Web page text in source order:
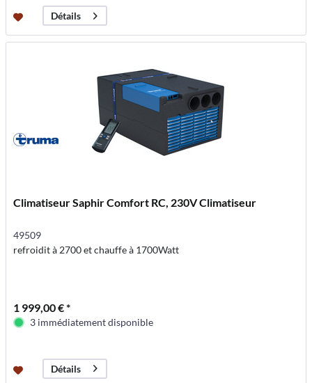
Détails
Climatiseur Saphir Comfort RC, 230V Climatiseur
49509
refroidit à 2700 et chauffe à 1700Watt
1 999,00 € *
3 immédiatement disponible
Détails